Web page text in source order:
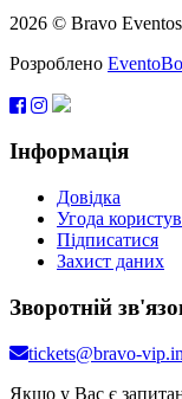
2026 © Bravo
Розроблено
Інформація
Довідка
Угода
Підписатися
Захист даних
Зворотній
tickets@bravo-
Якщо у Вас є